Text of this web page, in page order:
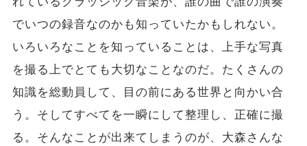
でいつの録音なのかも知っていたかもしれない。
いろいろなことを知っていることは、上手な写真
を撮る上でとても大切なことなのだ。たくさんの
知識を総動員して、目の前にある世界と向かい合
う。そしてすべてを一瞬にして整理し、正確に撮
る。そんなことが出来てしまうのが、大森さんな